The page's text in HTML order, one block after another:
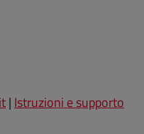
| Istruzioni e supporto